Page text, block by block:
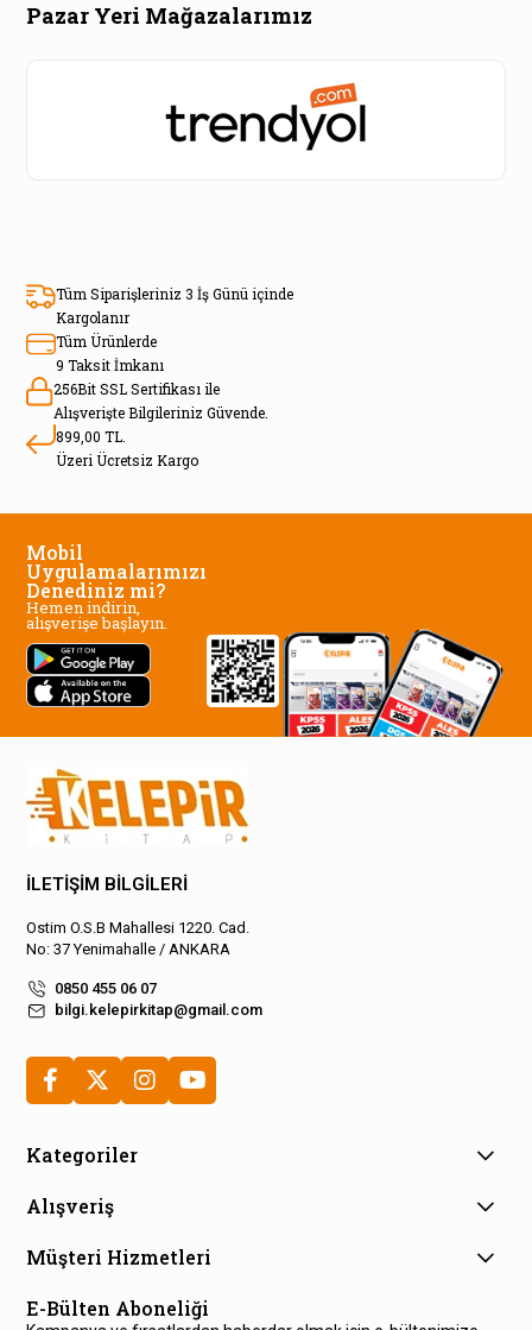
Pazar Yeri Mağazalarımız
Tüm Siparişleriniz 3 İş Günü içinde
Kargolanır
Tüm Ürünlerde
9 Taksit İmkanı
256Bit SSL Sertifikası ile
Alışverişte Bilgileriniz Güvende.
899,00 TL.
Üzeri Ücretsiz Kargo
Mobil
Uygulamalarımızı
Denediniz mi?
Hemen indirin,
alışverişe başlayın.
İLETİŞİM BİLGİLERİ
Ostim O.S.B Mahallesi 1220. Cad.
No: 37 Yenimahalle / ANKARA
0850 455 06 07
bilgi.kelepirkitap@gmail.com
Kategoriler
Alışveriş
Müşteri Hizmetleri
E-Bülten Aboneliği